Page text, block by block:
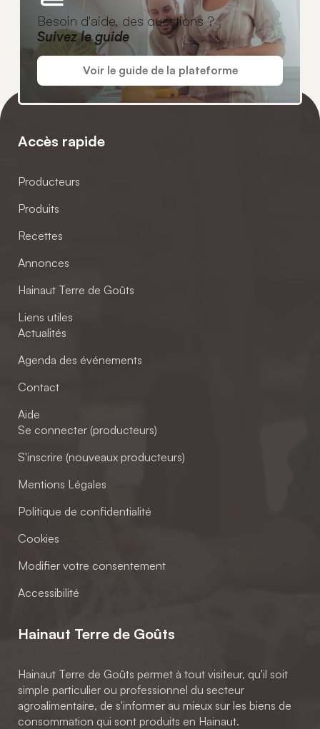
Besoin d'aide, des questions ?
Suivez le guide
Voir le guide de la plateforme
Accès rapide
Producteurs
Produits
Recettes
Annonces
Hainaut Terre de Goûts
Liens utiles
Actualités
Agenda des événements
Contact
Aide
Se connecter (producteurs)
S'inscrire (nouveaux producteurs)
Mentions Légales
Politique de confidentialité
Cookies
Modifier votre consentement
Accessibilité
Hainaut Terre de Goûts
Hainaut Terre de Goûts permet à tout visiteur, qu'il soit
simple particulier ou professionnel du secteur
agroalimentaire, de s'informer au mieux sur les biens de
consommation qui sont produits en Hainaut.